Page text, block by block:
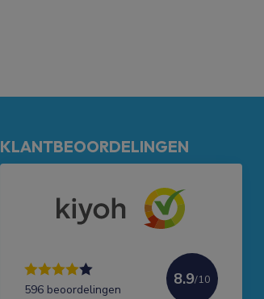
KLANTBEOORDELINGEN
596 beoordelingen
8.9/10